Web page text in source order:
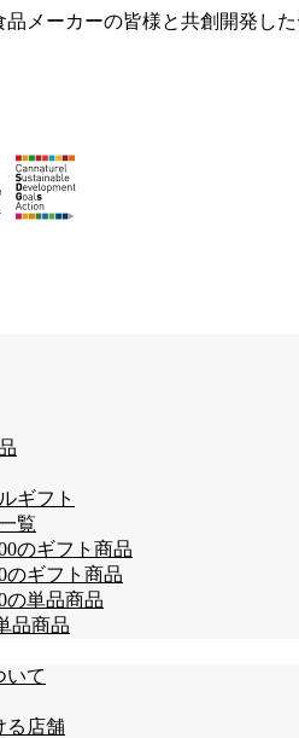
メーカーの皆様と共創開発し
ギフト
覧
のギフト商品
のギフト商品
の単品商品
品商品
いて
る店舗